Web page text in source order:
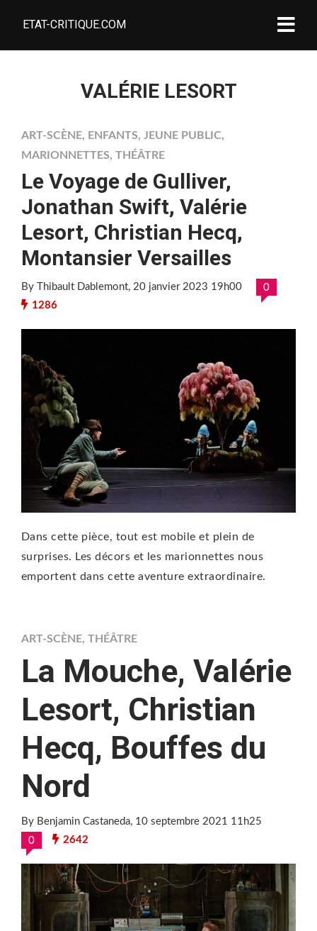
ETAT-CRITIQUE.COM
VALÉRIE LESORT
ART-SCÈNE, ENFANTS, JEUNE PUBLIC,
MARIONNETTES, THÉÂTRE
Le Voyage de Gulliver,
Jonathan Swift, Valérie
Lesort, Christian Hecq,
Montansier Versailles
By Thibault Dablemont, 20 janvier 2023 19h00
0
1286
Dans cette pièce, tout est mobile et plein de
surprises. Les décors et les marionnettes nous
emportent dans cette aventure extraordinaire.
ART-SCÈNE, THÉÂTRE
La Mouche, Valérie
Lesort, Christian
Hecq, Bouffes du
Nord
By Benjamin Castaneda, 10 septembre 2021 11h25
0
2642